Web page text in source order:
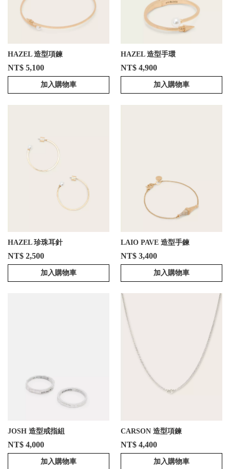
HAZEL 造型項鍊
NT$ 5,100
加入購物車
HAZEL 造型手環
NT$ 4,900
加入購物車
HAZEL 珍珠耳針
NT$ 2,500
加入購物車
LAIO PAVE 造型手鍊
NT$ 3,400
加入購物車
JOSH 造型戒指組
NT$ 4,000
加入購物車
CARSON 造型項鍊
NT$ 4,400
加入購物車